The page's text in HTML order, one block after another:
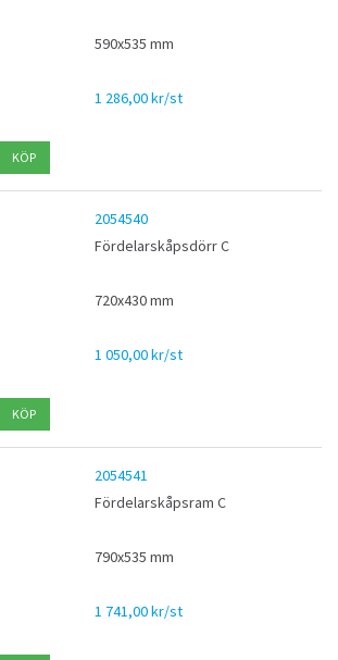
590x535 mm
1 286,00 kr/st
2054540
Fördelarskåpsdörr C
720x430 mm
1 050,00 kr/st
2054541
Fördelarskåpsram C
790x535 mm
1 741,00 kr/st